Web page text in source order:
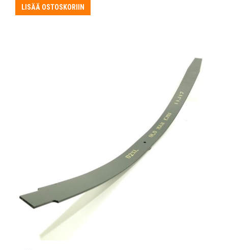
oli:
131,30 €.
on:
72,50 €.
LISÄÄ OSTOSKORIIN